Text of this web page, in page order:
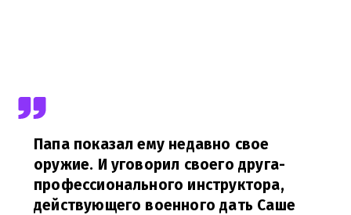
Папа показал ему недавно свое
оружие. И уговорил своего друга-
профессионального инструктора,
действующего военного дать Саше